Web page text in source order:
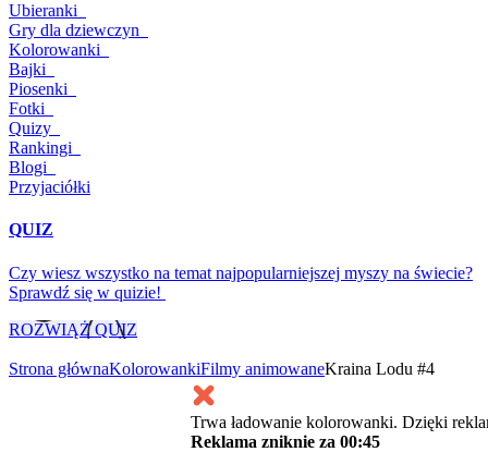
Ubieranki
Gry dla dziewczyn
Kolorowanki
Bajki
Piosenki
Fotki
Quizy
Rankingi
Blogi
Przyjaciółki
QUIZ
Czy wiesz wszystko na temat najpopularniejszej myszy na świecie?
Sprawdź się w quizie!
ROZWIĄŻ QUIZ
Strona głównaKolorowankiFilmy animowaneKraina Lodu #4
Trwa ładowanie kolorowanki. Dzięki
Reklama zniknie za 00:45